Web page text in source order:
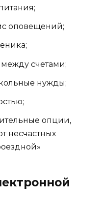
оповещений;
счетами;
нужды;
опции,
несчастных